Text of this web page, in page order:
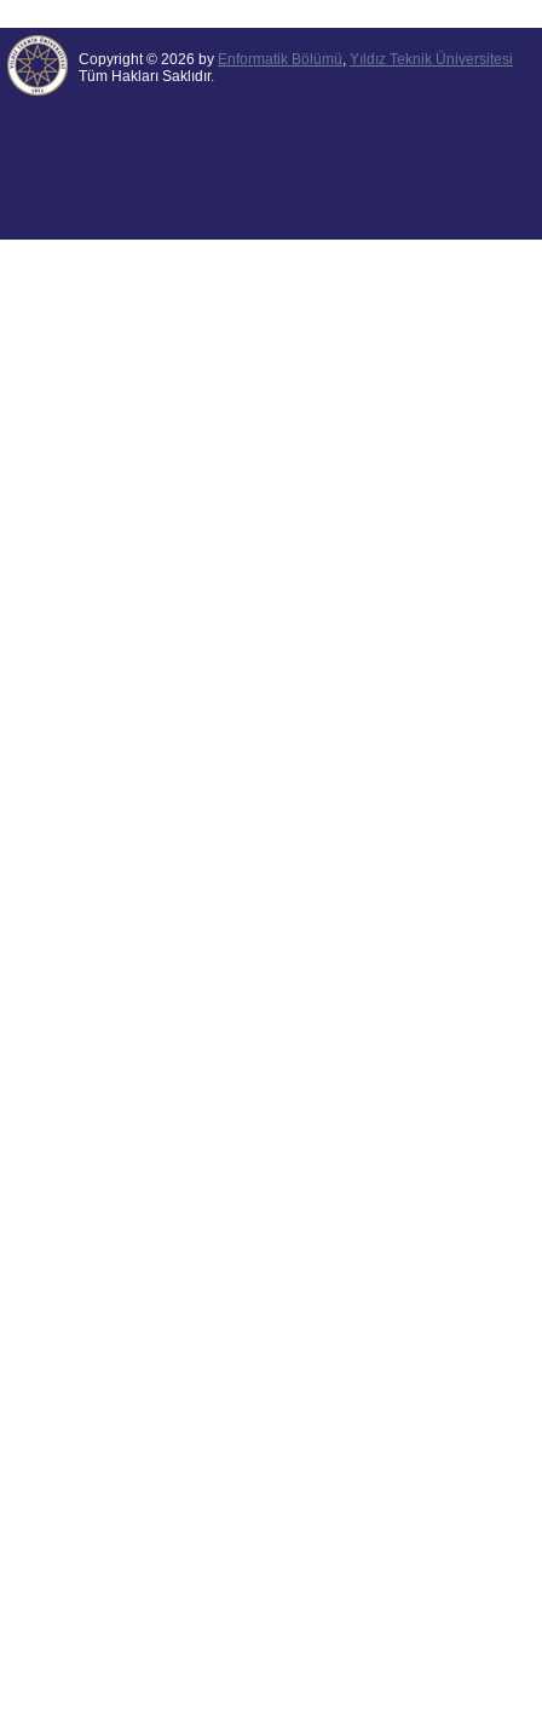
Copyright © 2026 by Enformatik Bölümü, Yıldız Teknik Üniversitesi
Tüm Hakları Saklıdır.